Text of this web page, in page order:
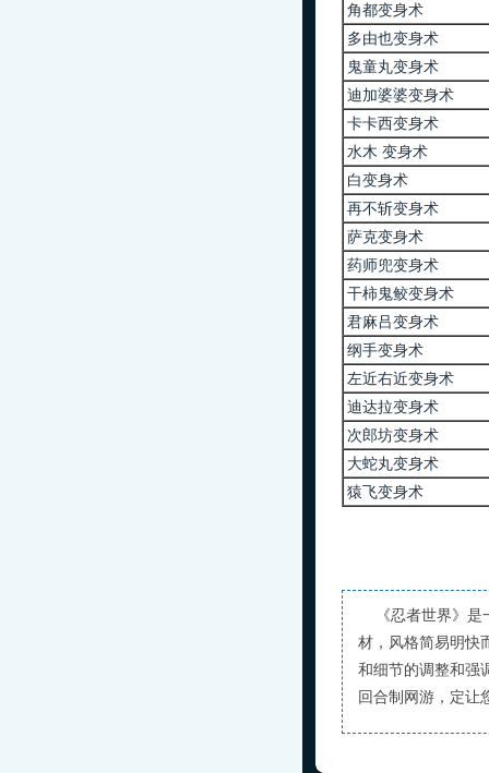
角都变身术
多由也变身术
鬼童丸变身术
迪加婆婆变身术
卡卡西变身术
水木 变身术
白变身术
再不斩变身术
萨克变身术
药师兜变身术
干柿鬼鲛变身术
君麻吕变身术
纲手变身术
左近右近变身术
迪达拉变身术
次郎坊变身术
大蛇丸变身术
猿飞变身术
《忍者世界》是
材，风格简易明快
和细节的调整和强
回合制网游，定让